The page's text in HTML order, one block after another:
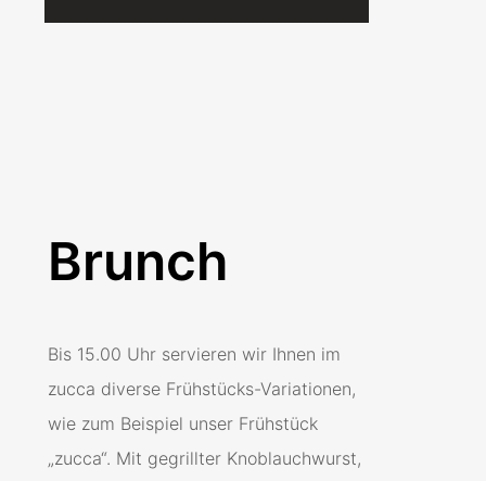
Brunch
Bis 15.00 Uhr servieren wir Ihnen im
zucca diverse Frühstücks-Variationen,
wie zum Beispiel unser Frühstück
„zucca“. Mit gegrillter Knoblauchwurst,